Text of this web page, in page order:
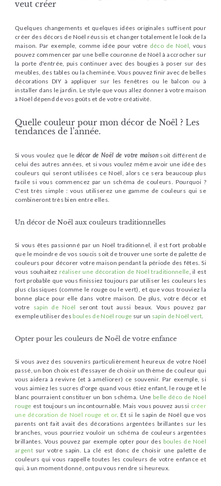
veut créer
Quelques changements et quelques idées originales suffisent pour
créer des décors de Noël réussis et changer totalement le look de la
maison. Par exemple, comme idée pour votre déco de Noël, vous
pouvez commencer par une belle couronne de Noël à accrocher sur
la porte d'entrée, puis continuer avec des bougies à poser sur des
meubles, des tables ou la cheminée. Vous pouvez finir avec de belles
décorations DIY à appliquer sur les fenêtres ou le balcon ou à
installer dans le jardin. Le style que vous allez donner à votre maison
à Noël dépend de vos goûts et de votre créativité.
Quelle couleur pour mon décor de Noël ? Les
tendances de l’année.
Si vous voulez que le décor de Noël de votre maisonsoit différent de
celui des autres années, et si vous voulez même avoir une idée des
couleurs qui seront utilisées ce Noël, alors ce sera beaucoup plus
facile si vous commencez par un schéma de couleurs. Pourquoi ?
C'est très simple : vous utiliserez une gamme de couleurs qui se
combineront très bien entre elles.
Un décor de Noël aux couleurs traditionnelles
Si vous êtes passionné par un Noël traditionnel, il est fort probable
que le moindre de vos soucis soit de trouver une sorte de palette de
couleurs pour décorer votre maison pendant la période des fêtes. Si
vous souhaitez réaliser une décoration de Noël traditionnelle, il est
fort probable que vous finissiez toujours par utiliser les couleurs les
plus classiques (comme le rouge ou le vert), et que vous trouviez la
bonne place pour elle dans votre maison. De plus, votre décor et
votre sapin de Noël seront tout aussi beaux. Vous pouvez par
exemple utiliser des boules de Noël rouge sur un sapin de Noël vert.
Opter pour les couleurs de Noël de votre enfance
Si vous avez des souvenirs particulièrement heureux de votre Noël
passé, un bon choix est d'essayer de choisir un thème de couleur qui
vous aidera à revivre (et à améliorer) ce souvenir. Par exemple, si
vous aimiez les sucres d'orge quand vous étiez enfant, le rouge et le
blanc pourraient constituer un bon schéma. Une belle déco de Noël
rouge est toujours un incontournable. Mais vous pouvez aussi créer
une décoration de Noël rouge et or. Et si le sapin de Noël que vos
parents ont fait avait des décorations argentées brillantes sur les
branches, vous pourriez vouloir un schéma de couleurs argentées
brillantes. Vous pouvez par exemple opter pour des boules de Noël
argentsur votre sapin. La clé est donc de choisir une palette de
couleurs qui vous rappelle toutes les couleurs de votre enfance et
qui, à un moment donné, ont pu vous rendre si heureux.